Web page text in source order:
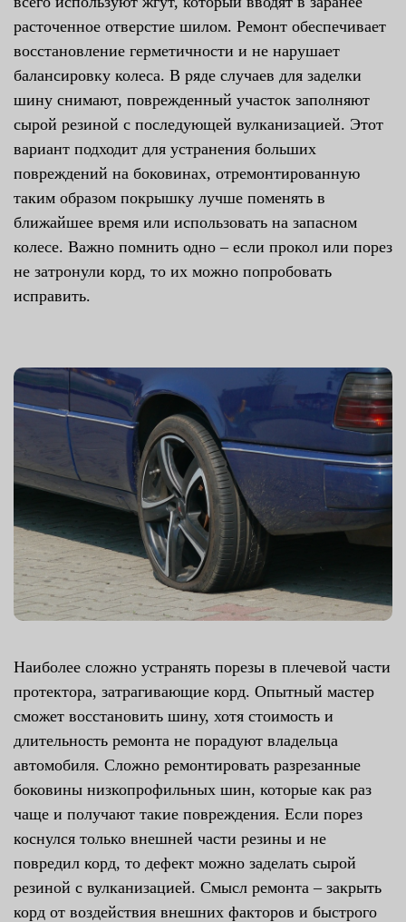
расточенное отверстие шилом. Ремонт обеспечивает
восстановление герметичности и не нарушает
балансировку колеса. В ряде случаев для заделки
шину снимают, поврежденный участок заполняют
сырой резиной с последующей вулканизацией. Этот
вариант подходит для устранения больших
повреждений на боковинах, отремонтированную
таким образом покрышку лучше поменять в
ближайшее время или использовать на запасном
колесе. Важно помнить одно – если прокол или порез
не затронули корд, то их можно попробовать
исправить.
Наиболее сложно устранять порезы в плечевой части
протектора, затрагивающие корд. Опытный мастер
сможет восстановить шину, хотя стоимость и
длительность ремонта не порадуют владельца
автомобиля. Сложно ремонтировать разрезанные
боковины низкопрофильных шин, которые как раз
чаще и получают такие повреждения. Если порез
коснулся только внешней части резины и не
повредил корд, то дефект можно заделать сырой
резиной с вулканизацией. Смысл ремонта – закрыть
корд от воздействия внешних факторов и быстрого